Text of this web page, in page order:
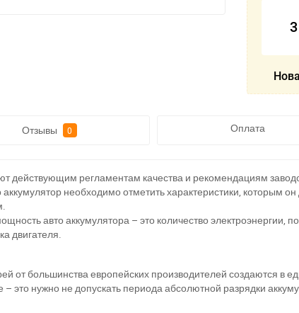
Отзывы 0 Оплата
действующим регламентам качества и рекомендациям
необходимо отметить характеристики, которым
авто аккумулятора – это количество электроэнергии,
двигателя.
от большинства европейских производителей создаются в
это нужно не допускать периода абсолютной разрядки